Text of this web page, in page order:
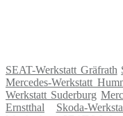
SEAT-Werkstatt Gräfrath
Mercedes-Werkstatt
Werkstatt Suderburg
Ernstthal
Skoda-